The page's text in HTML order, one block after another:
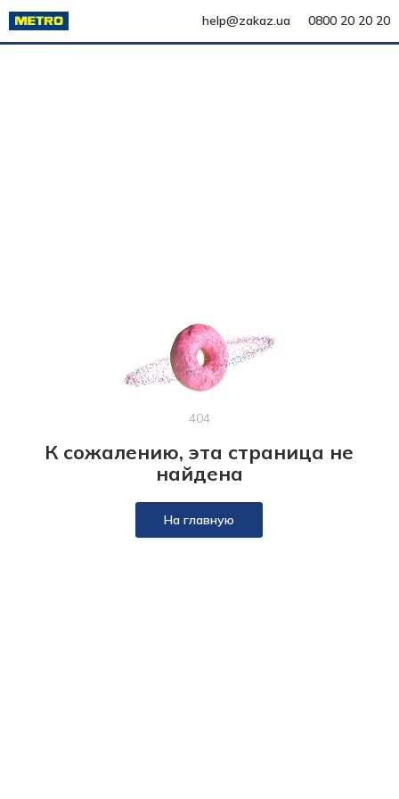
help@zakaz.ua 0800 20 20 20
404
К сожалению, эта страница не
найдена
На главную